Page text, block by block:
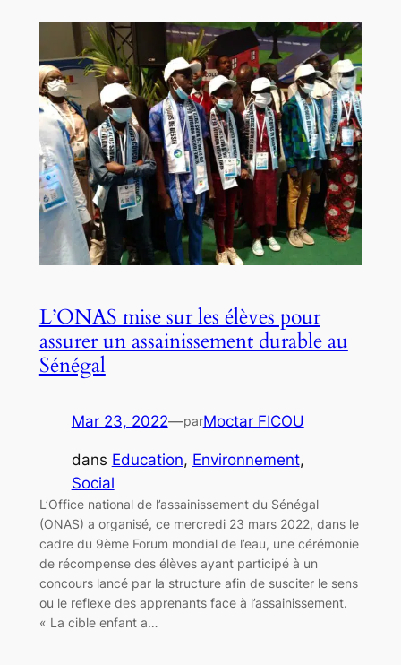
L’ONAS mise sur les élèves pour
assurer un assainissement durable au
Sénégal
Mar 23, 2022—parMoctar FICOU
dans Education, Environnement
Social
L’Office national de l’assainissement du Sénégal
(ONAS) a organisé, ce mercredi 23 mars 2022, dans le
cadre du 9ème Forum mondial de l’eau, une cérémonie
de récompense des élèves ayant participé à un
concours lancé par la structure afin de susciter le sens
ou le reflexe des apprenants face à l’assainissement.
« La cible enfant a…